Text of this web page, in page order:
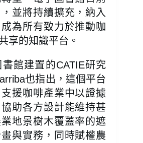
並將持續擴充，納入
為所有致力於推動咖
享的知識平台。
館建置的CATIE研究
也指出，這個平台
援咖啡產業中以證據
助各方設計能維持甚
地景樹木覆蓋率的遮
與實務，同時賦權農